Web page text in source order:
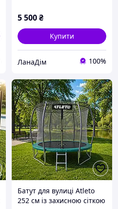
5 500₴
Купити
ЛанаДім 100%
Батут для вулиці Atleto
252 см із захисною сіткою